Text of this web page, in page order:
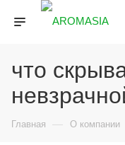
что
Главная — О компании